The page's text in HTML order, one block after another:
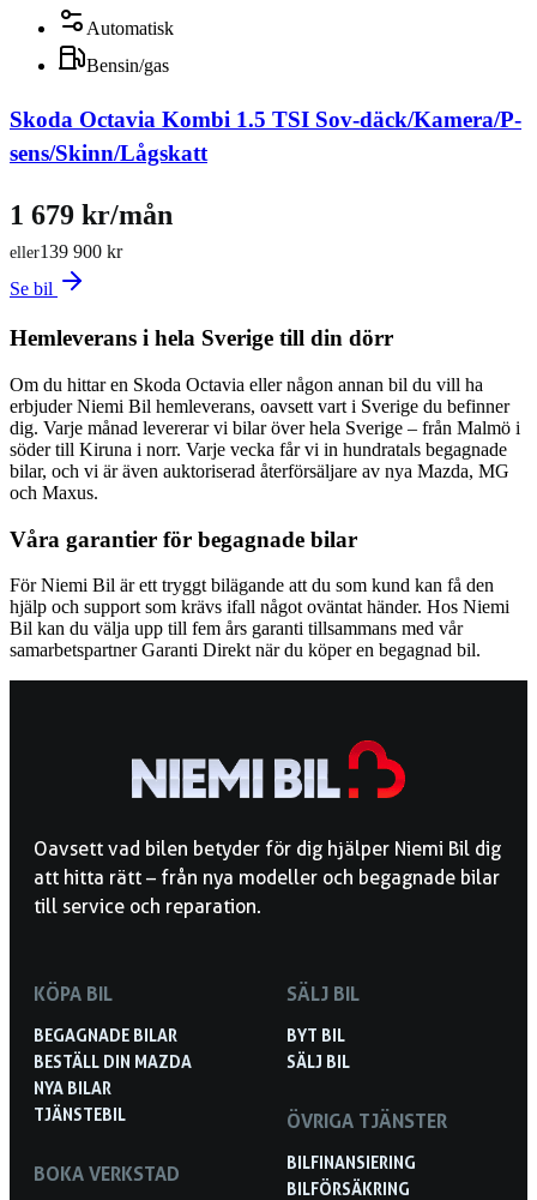
Automatisk
Bensin/gas
Skoda Octavia Kombi 1.5 TSI Sov-däck/Kamera/P-
sens/Skinn/Lågskatt
139 900 kr
eller
1 679 kr/mån
Se bil
Hemleverans i hela Sverige till din dörr
Om du hittar en Skoda Octavia eller någon annan bil du vill ha
erbjuder Niemi Bil hemleverans, oavsett vart i Sverige du befinner
dig. Varje månad levererar vi bilar över hela Sverige – från Malmö i
söder till Kiruna i norr. Varje vecka får vi in hundratals begagnade
bilar, och vi är även auktoriserad återförsäljare av nya Mazda, MG
och Maxus.
Våra garantier för begagnade bilar
För Niemi Bil är ett tryggt bilägande att du som kund kan få den
hjälp och support som krävs ifall något oväntat händer. Hos Niemi
Bil kan du välja upp till fem års garanti tillsammans med vår
samarbetspartner Garanti Direkt när du köper en begagnad bil.
Oavsett vad bilen betyder för dig hjälper Niemi Bil dig
att hitta rätt – från nya modeller och begagnade bilar
till service och reparation.
KÖPA BIL
BEGAGNADE BILAR
BESTÄLL DIN MAZDA
NYA BILAR
TJÄNSTEBIL
BOKA VERKSTAD
SÄLJ BIL
BYT BIL
SÄLJ BIL
ÖVRIGA TJÄNSTER
BILFINANSIERING
BILFÖRSÄKRING